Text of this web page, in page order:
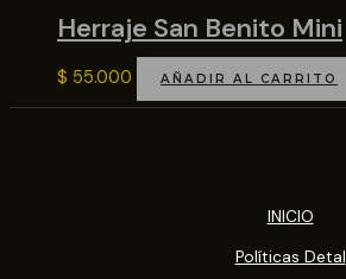
Herraje San Benito Mini
$ 55.000 AÑADIR AL CARRITO
INICIO
Políticas Detal